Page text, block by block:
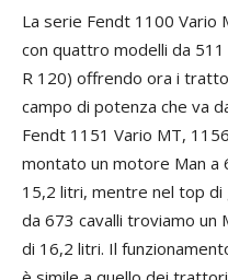
La serie Fendt 1100 Vario
con quattro modelli da 511
R 120) offrendo ora i
campo di potenza che va
Fendt 1151 Vario MT,
montato un motore Man a
15,2 litri, mentre nel top di
da 673 cavalli troviamo un
di 16,2 litri. Il